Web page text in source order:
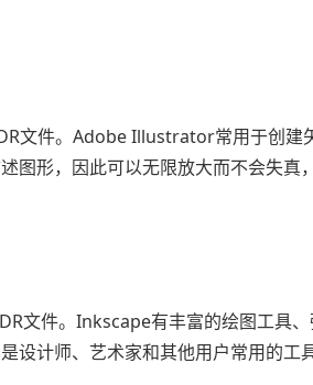
文件。Adobe Illustrator常用于创建
图形，因此可以无限放大而不会失真
文件。Inkscape有丰富的绘图工具
计师、艺术家和其他用户常用的工